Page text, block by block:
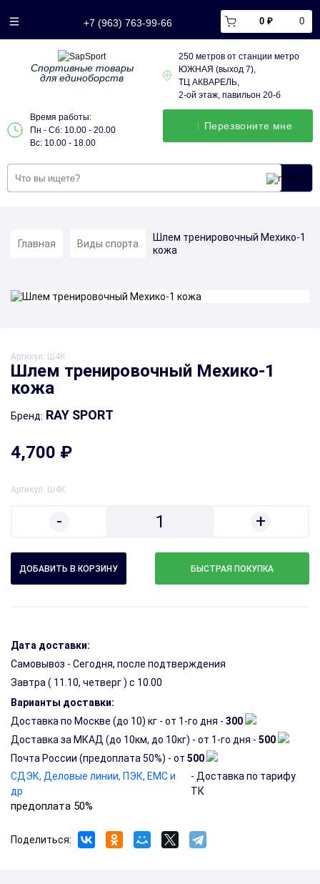
+7 (963) 763-99-66 0 ₽ 0
Спортивные товары
для единоборств
250 метров от станции метро
ЮЖНАЯ (выход 7),
ТЦ АКВАРЕЛЬ,
2-ой этаж, павильон 20-б
Время работы:
Пн - Сб: 10.00 - 20.00
Вс: 10.00 - 18.00
Перезвонитe мне
Главная Виды спорта
Шлем тренировочный Мехико-1
кожа
Артикул: Ш4К
Шлем тренировочный Мехико-1
кожа
Бренд: RAY SPORT
4,700 ₽
Артикул: Ш4К
- 1 +
БЫСТРАЯ ПОКУПКА
Дата доставки:
Самовывоз - Сегодня, после подтверждения
Завтра ( 11.10, четверг) с 10.00
Варианты доставки:
Доставка по Москве (до 10) кг - от 1-го дня - 300
Доставка за МКАД (до 10км, до 10кг) - от 1-го дня - 500
Почта России (предоплата 50%) - от 500
СДЭК, Деловые линии, ПЭК, EMC и
др
предоплата 50%
- Доставка по тарифу
ТК
Поделиться: